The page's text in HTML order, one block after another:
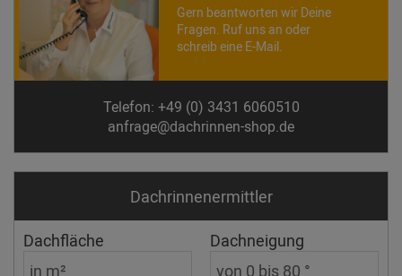
Gern beantworten wir Deine
Fragen. Ruf uns an oder
schreib eine E-Mail.
Telefon: +49 (0) 3431 6060510
anfrage@dachrinnen-shop.de
Dachrinnen­ermittler
Dachfläche Dachneigung